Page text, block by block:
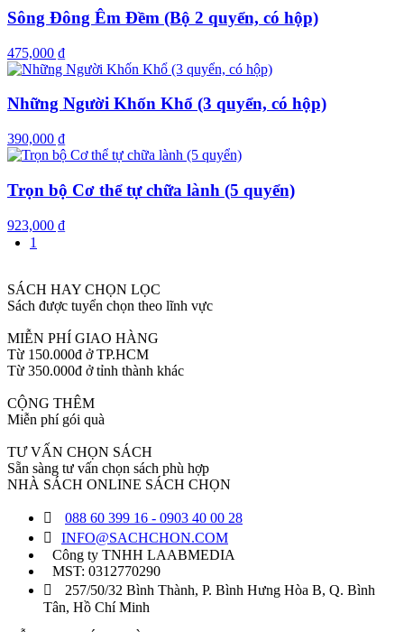
Sông Đông Êm Đềm (Bộ 2 quyển, có hộp)
475,000 ₫
Những Người Khốn Khổ (3 quyển, có hộp)
390,000 ₫
Trọn bộ Cơ thể tự chữa lành (5 quyển)
923,000 ₫
1
SÁCH HAY CHỌN LỌC
Sách được tuyển chọn theo lĩnh vực
MIỄN PHÍ GIAO HÀNG
Từ 150.000đ ở TP.HCM
Từ 350.000đ ở tỉnh thành khác
CỘNG THÊM
Miễn phí gói quà
TƯ VẤN CHỌN SÁCH
Sẵn sàng tư vấn chọn sách phù hợp
NHÀ SÁCH ONLINE SÁCH CHỌN
088 60 399 16 - 0903 40 00 28
INFO@SACHCHON.COM
Công ty TNHH LAABMEDIA
MST: 0312770290
257/50/32 Bình Thành, P. Bình Hưng Hòa B, Q. Bình
Tân, Hồ Chí Minh